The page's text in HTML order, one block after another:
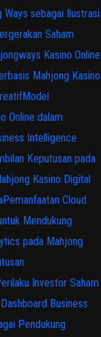
Ways sebagai Ilustrasi
Saham
Kasino Online
Mahjong Kasino
Model
Online dalam
Intelligence
Keputusan pada
Kasino Digital
Pemanfaatan Cloud
Mendukung
pada Mahjong
Investor Saham
Business
Pendukung